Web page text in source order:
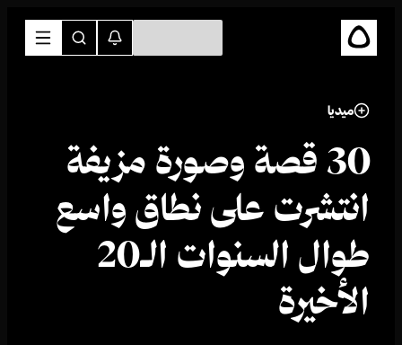
ميديا
30 قصة وصورة مزيفة
انتشرت على نطاق واسع
طوال السنوات الـ20
الأخيرة